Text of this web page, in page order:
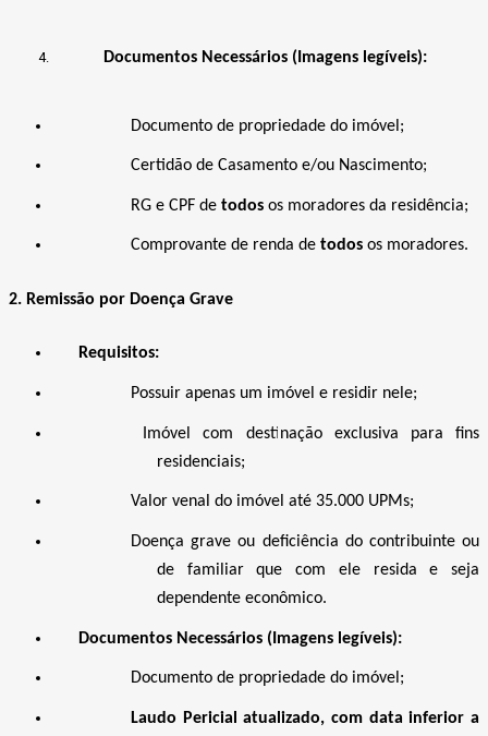
Documentos Necessários (Imagens legíveis):
Documento de propriedade do imóvel;
Certidão de Casamento e/ou Nascimento;
RG e CPF de todos os moradores da residência;
Comprovante de renda de todos os moradores.
2. Remissão por Doença Grave
Requisitos:
Possuir apenas um imóvel e residir nele;
Imóvel com destinação exclusiva para fins
residenciais;
Valor venal do imóvel até 35.000 UPMs;
Doença grave ou deficiência do contribuinte ou
de familiar que com ele resida e seja
dependente econômico.
Documentos Necessários (Imagens legíveis):
Documento de propriedade do imóvel;
Laudo Pericial atualizado, com data inferior a